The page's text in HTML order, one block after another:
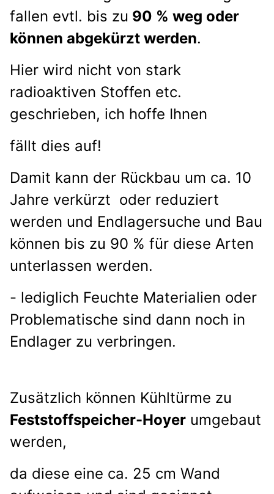
fallen evtl. bis zu 90 % weg oder
können abgekürzt werden.
Hier wird nicht von stark
radioaktiven Stoffen etc.
geschrieben, ich hoffe Ihnen
fällt dies auf!
Damit kann der Rückbau um ca. 10
Jahre verkürzt oder reduziert
werden und Endlagersuche und Bau
können bis zu 90 % für diese Arten
unterlassen werden.
- lediglich Feuchte Materialien oder
Problematische sind dann noch in
Endlager zu verbringen.
Zusätzlich können Kühltürme zu
Feststoffspeicher-Hoyer umgebaut
werden,
da diese eine ca. 25 cm Wand